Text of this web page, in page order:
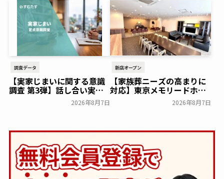
一般公開 一般公開
調査データ
【実家じまいに関する意識
調査 第3弾】話し合い実施
率は29.5％で前回から低
下。「大相続時代」でも家
2026年8月7日
新店オープン
【家族葬ニーズの高まりに
対応】東京メモリードホー
ルに貸切型家族葬空間『第
８ホール～Living～』オー
2026年8月7日